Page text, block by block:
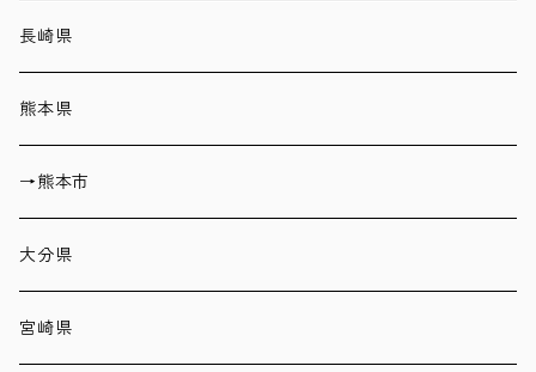
長崎県
熊本県
→熊本市
大分県
宮崎県